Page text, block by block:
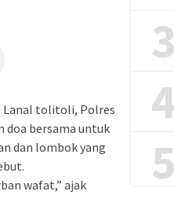
Lanal tolitoli, Polres
doa bersama untuk
dan lombok yang
wafat,” ajak
3
4
5